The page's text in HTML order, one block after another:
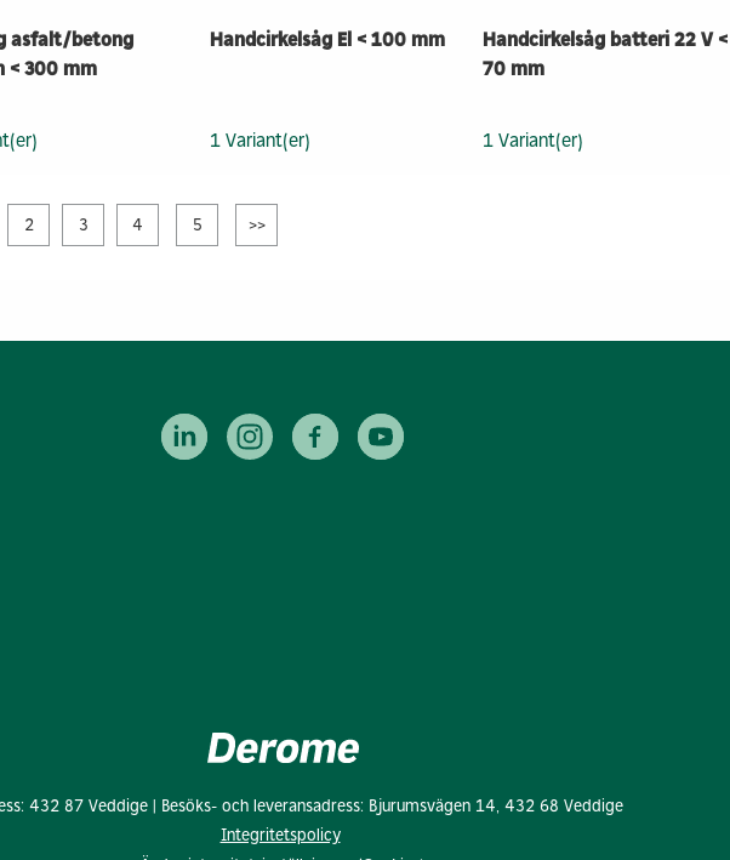
asfalt/betong
< 300 mm
Handcirkelsåg El < 100 mm
1 Variant(er)
Handcirkelsåg batteri 22 V <
70 mm
1 Variant(er)
2 3 4 5 >>
432 87 Veddige | Besöks- och leveransadress: Bjurumsvägen 14, 432 68 Veddige
Integritetspolicy